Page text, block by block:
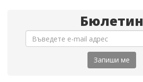
Бюлетин
Запиши ме